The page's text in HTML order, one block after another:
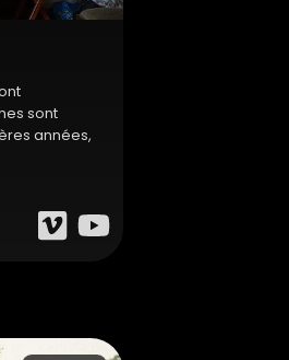
sont
années,